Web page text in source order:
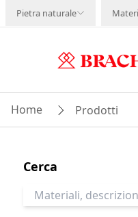
Pietra naturale
Home Prodotti
Cerca